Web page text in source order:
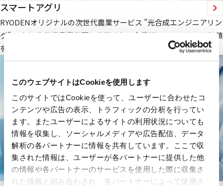
このウェブサイトはCookieを使用します
このサイトではCookieを使って、ユーザーに合わせたコ
ンテンツや広告の表示、トラフィックの分析を行ってい
ます。またユーザーによるサイトの利用状況についても
情報を収集し、ソーシャルメディアや広告配信、データ
解析の各パートナーに情報を共有しています。ここで収
集された情報は、ユーザーが各パートナーに提供した他
の情報や各パートナーのサービスを使用した際に収集さ
れた情報と組み合わされ、各パートナーによって使用さ
スマートアグリ
RYODENオリジナルの次世代農業サービス ”光合成エンジニアリン
グ” により 次世代農業分野に参画される企業様にフィールドと価値
を提供します。